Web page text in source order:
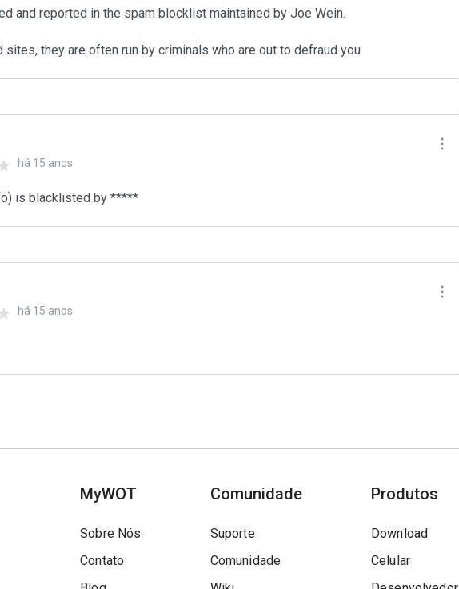
and reported in the spam blocklist maintained by Joe Wein.
sites, they are often run by criminals who are out to defraud you.
há 15 anos
is blacklisted by *****
há 15 anos
MyWOT
Sobre Nós
Contato
Comunidade
Suporte
Comunidade
Produtos
Download
Celular